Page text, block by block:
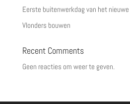
Eerste buitenwerkdag van het
Vlonders bouwen
Recent Comments
Geen reacties om weer te geven.